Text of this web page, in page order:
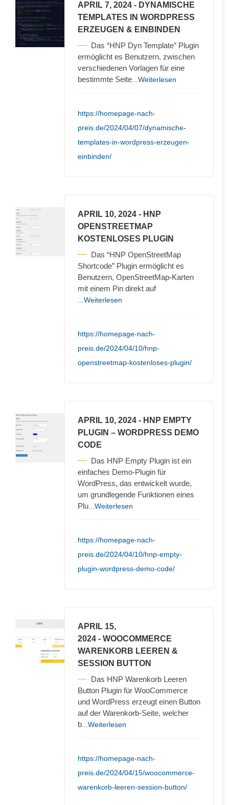
APRIL 7, 2024 - DYNAMISCHE
TEMPLATES IN WORDPRESS
ERZEUGEN & EINBINDEN
Das “HNP Dyn Template” Plugin
ermöglicht es Benutzern, zwischen
verschiedenen Vorlagen für eine
bestimmte Seite ...Weiterlesen
https://homepage-nach-
preis.de/2024/04/07/dynamische-
templates-in-wordpress-erzeugen-
einbinden/
APRIL 10, 2024 - HNP
OPENSTREETMAP
KOSTENLOSES PLUGIN
Das “HNP OpenStreetMap
Shortcode” Plugin ermöglicht es
Benutzern, OpenStreetMap-Karten
mit einem Pin direkt auf
...Weiterlesen
https://homepage-nach-
preis.de/2024/04/10/hnp-
openstreetmap-kostenloses-plugin/
APRIL 10, 2024 - HNP EMPTY
PLUGIN – WORDPRESS DEMO
CODE
Das HNP Empty Plugin ist ein
einfaches Demo-Plugin für
WordPress, das entwickelt wurde,
um grundlegende Funktionen eines
Plu ...Weiterlesen
https://homepage-nach-
preis.de/2024/04/10/hnp-empty-
plugin-wordpress-demo-code/
APRIL 15,
2024 - WOOCOMMERCE
WARENKORB LEEREN &
SESSION BUTTON
Das HNP Warenkorb Leeren
Button Plugin für WooCommerce
und WordPress erzeugt einen Button
auf der Warenkorb-Seite, welcher
b ...Weiterlesen
https://homepage-nach-
preis.de/2024/04/15/woocommerce-
warenkorb-leeren-session-button/